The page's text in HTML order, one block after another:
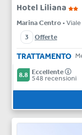
Hotel Liliana
Marina Centro •
3
Offerte
TRATTAMENTO
8.8 Eccellente
548 recensioni